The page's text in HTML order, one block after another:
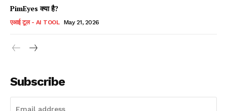
PimEyes क्या है?
एआई टूल - AI TOOL May 21, 2026
Subscribe